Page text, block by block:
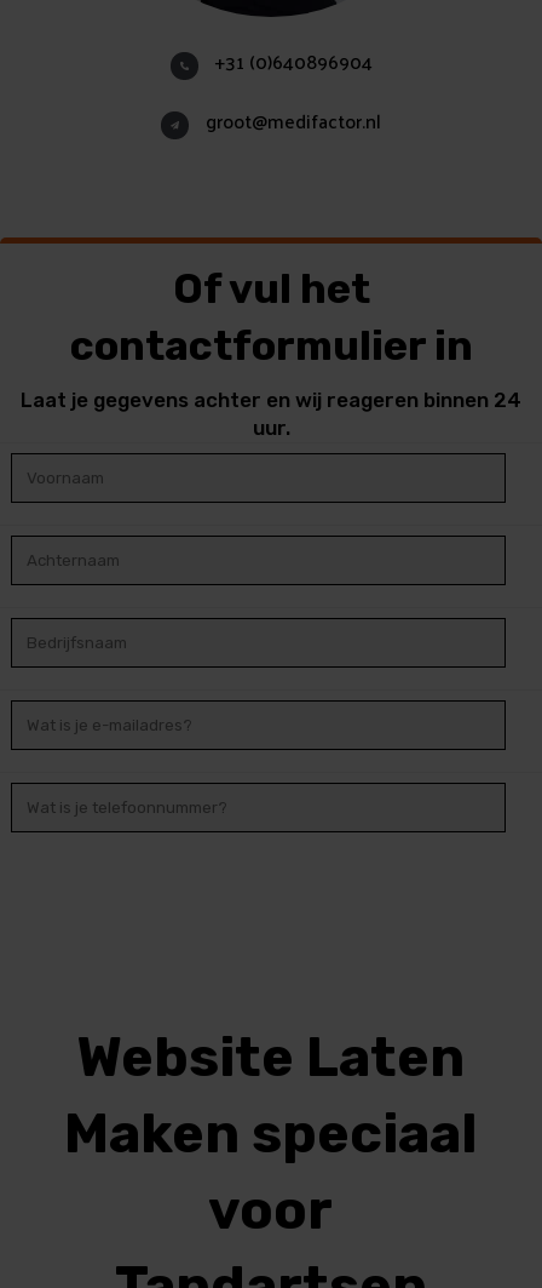
+31 (0)640896904
groot@medifactor.nl
Of vul het
contactformulier in
Laat je gegevens achter en wij reageren binnen 24
uur.
Website Laten
Maken speciaal
voor